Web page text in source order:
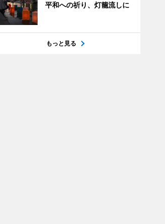
平和への祈り、灯籠流しに
もっと見る